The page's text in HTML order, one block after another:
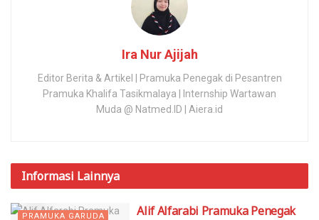
Ira Nur Ajijah
Editor Berita & Artikel | Pramuka Penegak di Pesantren
Pramuka Khalifa Tasikmalaya | Internship Wartawan
Muda @ Natmed.ID | Aiera.id
Informasi Lainnya
PRAMUKA GARUDA
Alif Alfarabi Pramuka Penegak